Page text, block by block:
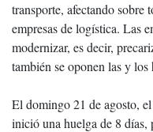
transporte, afectando sobre
empresas de logística. Las
modernizar, es decir,
también se oponen las y los
El domingo 21 de agosto,
inició una huelga de 8